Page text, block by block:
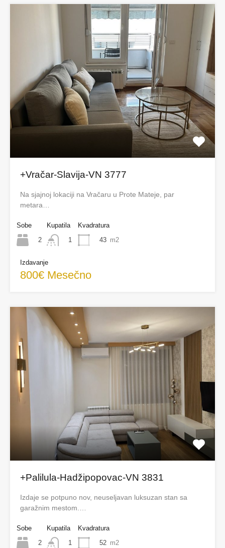
+Vračar-Slavija-VN 3777
Na sjajnoj lokaciji na Vračaru u Prote Mateje, par
metara…
Sobe
2
Kupatila
1
Kvadratura
43 m2
Izdavanje
800€ Mesečno
+Palilula-Hadžipopovac-VN 3831
Izdaje se potpuno nov, neuseljavan luksuzan stan sa
garažnim mestom.…
Sobe
2
Kupatila
1
Kvadratura
52 m2